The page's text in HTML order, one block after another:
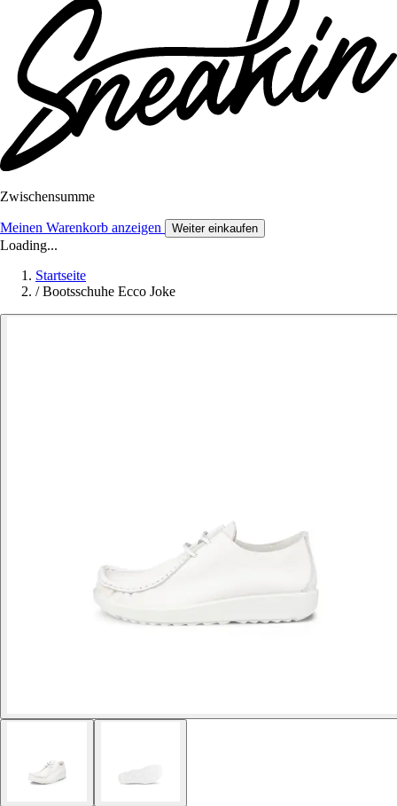
Zwischensumme
Meinen Warenkorb anzeigen Weiter einkaufen
Loading...
Startseite
/ Bootsschuhe Ecco Joke